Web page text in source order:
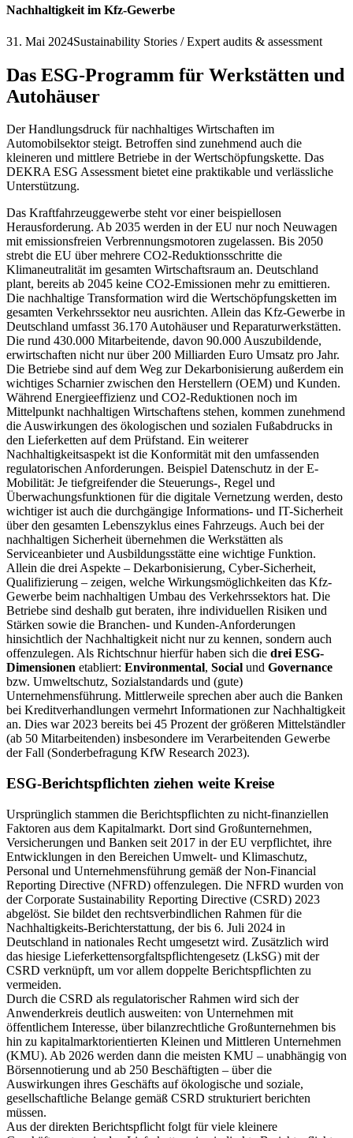
Nachhaltigkeit im Kfz-Gewerbe
31. Mai 2024Sustainability Stories / Expert audits & assessment
Das ESG-Programm für Werkstätten und
Autohäuser
Der Handlungsdruck für nachhaltiges Wirtschaften im
Automobilsektor steigt. Betroffen sind zunehmend auch die
kleineren und mittlere Betriebe in der Wertschöpfungskette. Das
DEKRA ESG Assessment bietet eine praktikable und verlässliche
Unterstützung.
Das Kraftfahrzeuggewerbe steht vor einer beispiellosen
Herausforderung. Ab 2035 werden in der EU nur noch Neuwagen
mit emissionsfreien Verbrennungsmotoren zugelassen. Bis 2050
strebt die EU über mehrere CO2-Reduktionsschritte die
Klimaneutralität im gesamten Wirtschaftsraum an. Deutschland
plant, bereits ab 2045 keine CO2-Emissionen mehr zu emittieren.
Die nachhaltige Transformation wird die Wertschöpfungsketten im
gesamten Verkehrssektor neu ausrichten. Allein das Kfz-Gewerbe in
Deutschland umfasst 36.170 Autohäuser und Reparaturwerkstätten.
Die rund 430.000 Mitarbeitende, davon 90.000 Auszubildende,
erwirtschaften nicht nur über 200 Milliarden Euro Umsatz pro Jahr.
Die Betriebe sind auf dem Weg zur Dekarbonisierung außerdem ein
wichtiges Scharnier zwischen den Herstellern (OEM) und Kunden.
Während Energieeffizienz und CO2-Reduktionen noch im
Mittelpunkt nachhaltigen Wirtschaftens stehen, kommen zunehmend
die Auswirkungen des ökologischen und sozialen Fußabdrucks in
den Lieferketten auf dem Prüfstand. Ein weiterer
Nachhaltigkeitsaspekt ist die Konformität mit den umfassenden
regulatorischen Anforderungen. Beispiel Datenschutz in der E-
Mobilität: Je tiefgreifender die Steuerungs-, Regel und
Überwachungsfunktionen für die digitale Vernetzung werden, desto
wichtiger ist auch die durchgängige Informations- und IT-Sicherheit
über den gesamten Lebenszyklus eines Fahrzeugs. Auch bei der
nachhaltigen Sicherheit übernehmen die Werkstätten als
Serviceanbieter und Ausbildungsstätte eine wichtige Funktion.
Allein die drei Aspekte – Dekarbonisierung, Cyber-Sicherheit,
Qualifizierung – zeigen, welche Wirkungsmöglichkeiten das Kfz-
Gewerbe beim nachhaltigen Umbau des Verkehrssektors hat. Die
Betriebe sind deshalb gut beraten, ihre individuellen Risiken und
Stärken sowie die Branchen- und Kunden-Anforderungen
hinsichtlich der Nachhaltigkeit nicht nur zu kennen, sondern auch
offenzulegen. Als Richtschnur hierfür haben sich die drei ESG-
Dimensionen etabliert: Environmental, Social und Governance
bzw. Umweltschutz, Sozialstandards und (gute)
Unternehmensführung. Mittlerweile sprechen aber auch die Banken
bei Kreditverhandlungen vermehrt Informationen zur Nachhaltigkeit
an. Dies war 2023 bereits bei 45 Prozent der größeren Mittelständler
(ab 50 Mitarbeitenden) insbesondere im Verarbeitenden Gewerbe
der Fall (Sonderbefragung KfW Research 2023).
ESG-Berichtspflichten ziehen weite Kreise
Ursprünglich stammen die Berichtspflichten zu nicht-finanziellen
Faktoren aus dem Kapitalmarkt. Dort sind Großunternehmen,
Versicherungen und Banken seit 2017 in der EU verpflichtet, ihre
Entwicklungen in den Bereichen Umwelt- und Klimaschutz,
Personal und Unternehmensführung gemäß der Non-Financial
Reporting Directive (NFRD) offenzulegen. Die NFRD wurden von
der Corporate Sustainability Reporting Directive (CSRD) 2023
abgelöst. Sie bildet den rechtsverbindlichen Rahmen für die
Nachhaltigkeits-Berichterstattung, der bis 6. Juli 2024 in
Deutschland in nationales Recht umgesetzt wird. Zusätzlich wird
das hiesige Lieferkettensorgfaltspflichtengesetz (LkSG) mit der
CSRD verknüpft, um vor allem doppelte Berichtspflichten zu
vermeiden.
Durch die CSRD als regulatorischer Rahmen wird sich der
Anwenderkreis deutlich ausweiten: von Unternehmen mit
öffentlichem Interesse, über bilanzrechtliche Großunternehmen bis
hin zu kapitalmarktorientierten Kleinen und Mittleren Unternehmen
(KMU). Ab 2026 werden dann die meisten KMU – unabhängig von
Börsennotierung und ab 250 Beschäftigten – über die
Auswirkungen ihres Geschäfts auf ökologische und soziale,
gesellschaftliche Belange gemäß CSRD strukturiert berichten
müssen.
Aus der direkten Berichtspflicht folgt für viele kleinere